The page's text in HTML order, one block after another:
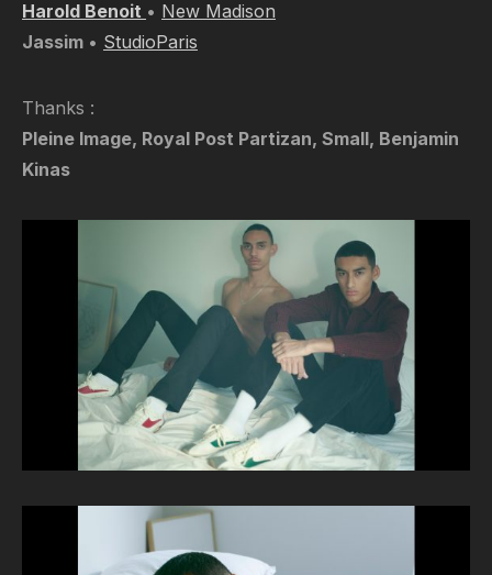
Harold Benoit • New Madison
Jassim • StudioParis
Thanks :
Pleine Image, Royal Post Partizan, Small, Benjamin
Kinas